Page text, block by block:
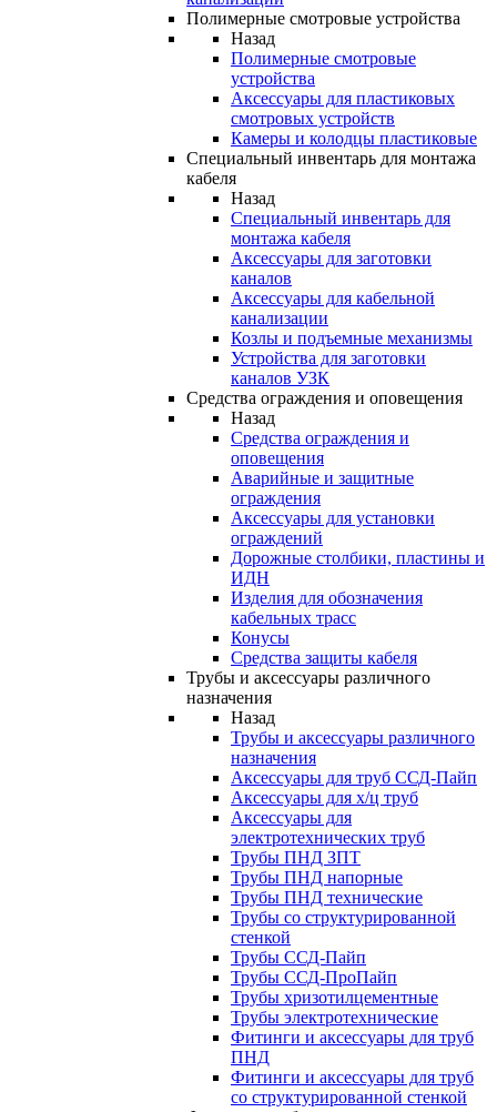
Полимерные смотровые устройства
Назад
Полимерные смотровые
устройства
Аксессуары для пластиковых
смотровых устройств
Камеры и колодцы пластиковые
Специальный инвентарь для монтажа
кабеля
Назад
Специальный инвентарь для
монтажа кабеля
Аксессуары для заготовки
каналов
Аксессуары для кабельной
канализации
Козлы и подъемные механизмы
Устройства для заготовки
каналов УЗК
Средства ограждения и оповещения
Назад
Средства ограждения и
оповещения
Аварийные и защитные
ограждения
Аксессуары для установки
ограждений
Дорожные столбики, пластины и
ИДН
Изделия для обозначения
кабельных трасс
Конусы
Средства защиты кабеля
Трубы и аксессуары различного
назначения
Назад
Трубы и аксессуары различного
назначения
Аксессуары для труб ССД-Пайп
Аксессуары для х/ц труб
Аксессуары для
электротехнических труб
Трубы ПНД ЗПТ
Трубы ПНД напорные
Трубы ПНД технические
Трубы со структурированной
стенкой
Трубы ССД-Пайп
Трубы ССД-ПроПайп
Трубы хризотилцементные
Трубы электротехнические
Фитинги и аксессуары для труб
ПНД
Фитинги и аксессуары для труб
со структурированной стенкой